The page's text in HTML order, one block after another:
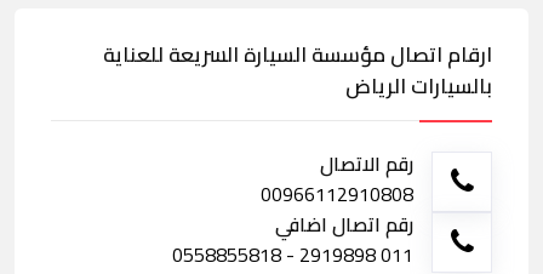
ارقام اتصال مؤسسة السيارة السريعة للعناية
بالسيارات الرياض
رقم الاتصال
00966112910808
رقم اتصال اضافي
011 2919898 - 0558855818